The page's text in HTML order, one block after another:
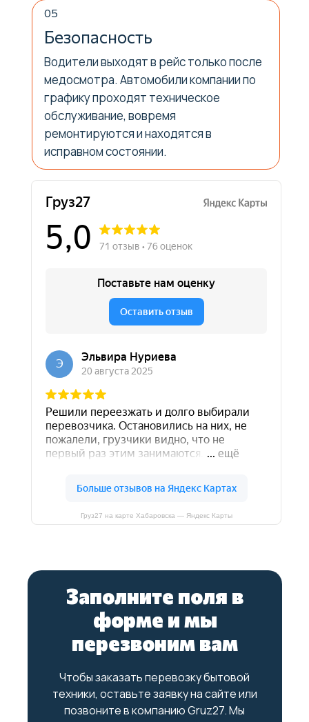
Безопасность
Водители выходят в рейс только после
медосмотра. Автомобили компании по
графику проходят техническое
обслуживание, вовремя
ремонтируются и находятся в
исправном состоянии.
05
Груз27 на карте Хабаровска — Яндекс Карты
Заполните поля в
форме и мы
перезвоним вам
Чтобы заказать перевозку бытовой
техники, оставьте заявку на сайте или
позвоните в компанию Gruz27. Мы
© 2021-2026 "ГРУЗ 27"
Политика конфиденциальности
Перевозка станков
Перевозка пиломатериалов
Перевозка мотоциклов
Услуги грузчиков
Грузовое такси
Междугородние грузоперевозки
Грузоперевозки фурами
Аутсорсинг грузчиков
Доставка до маркетплейсов
Услуги по переносу мебели
Создание и продвижение
сайтов - studiorosta.ru